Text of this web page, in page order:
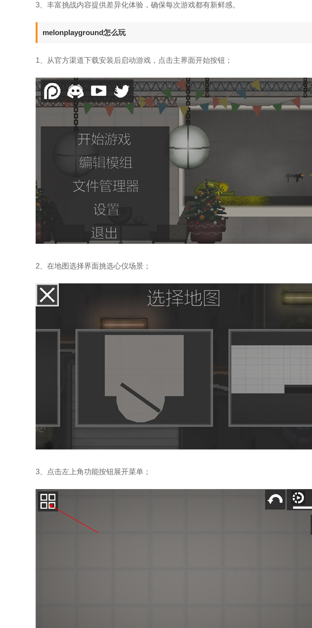
3、丰富挑战内容提供差异化体验，确保每次游戏都有新鲜感。
melonplayground怎么玩
1、从官方渠道下载安装后启动游戏，点击主界面开始按钮；
2、在地图选择界面挑选心仪场景；
3、点击左上角功能按钮展开菜单；